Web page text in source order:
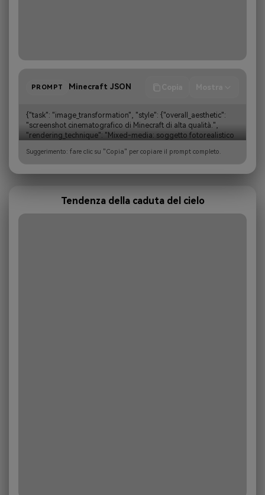
PROMPT Minecraft JSON
{"task": "image_transformation", "style": {"overall_aesthetic":
"screenshot cinematografico di Minecraft di alta qualità.",
"rendering_technique": "Mixed-media: soggetto fotorealistico
Suggerimento: fare clic su "Copia" per copiare il prompt completo.
Tendenza della caduta del cielo